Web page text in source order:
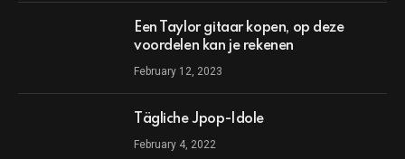
Een Taylor gitaar kopen, op deze
voordelen kan je rekenen
February 12, 2023
Tägliche Jpop-Idole
February 4, 2022